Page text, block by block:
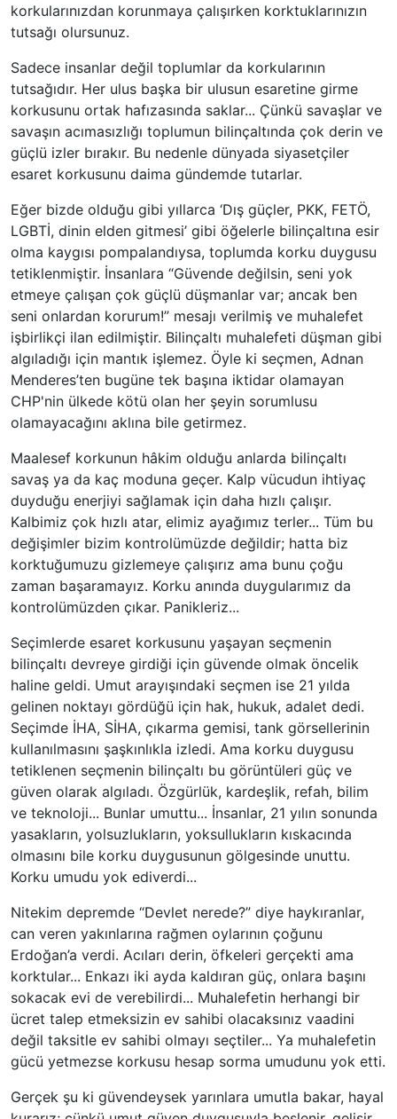
korkularınızdan korunmaya çalışırken korktuklarınızın
tutsağı olursunuz.
Sadece insanlar değil toplumlar da korkularının
tutsağıdır. Her ulus başka bir ulusun esaretine girme
korkusunu ortak hafızasında saklar... Çünkü savaşlar ve
savaşın acımasızlığı toplumun bilinçaltında çok derin ve
güçlü izler bırakır. Bu nedenle dünyada siyasetçiler
esaret korkusunu daima gündemde tutarlar.
Eğer bizde olduğu gibi yıllarca ‘Dış güçler, PKK, FETÖ,
LGBTİ, dinin elden gitmesi’ gibi öğelerle bilinçaltına esir
olma kaygısı pompalandıysa, toplumda korku duygusu
tetiklenmiştir. İnsanlara “Güvende değilsin, seni yok
etmeye çalışan çok güçlü düşmanlar var; ancak ben
seni onlardan korurum!” mesajı verilmiş ve muhalefet
işbirlikçi ilan edilmiştir. Bilinçaltı muhalefeti düşman gibi
algıladığı için mantık işlemez. Öyle ki seçmen, Adnan
Menderes’ten bugüne tek başına iktidar olamayan
CHP'nin ülkede kötü olan her şeyin sorumlusu
olamayacağını aklına bile getirmez.
Maalesef korkunun hâkim olduğu anlarda bilinçaltı
savaş ya da kaç moduna geçer. Kalp vücudun ihtiyaç
duyduğu enerjiyi sağlamak için daha hızlı çalışır.
Kalbimiz çok hızlı atar, elimiz ayağımız terler... Tüm bu
değişimler bizim kontrolümüzde değildir; hatta biz
korktuğumuzu gizlemeye çalışırız ama bunu çoğu
zaman başaramayız. Korku anında duygularımız da
kontrolümüzden çıkar. Panikleriz...
Seçimlerde esaret korkusunu yaşayan seçmenin
bilinçaltı devreye girdiği için güvende olmak öncelik
haline geldi. Umut arayışındaki seçmen ise 21 yılda
gelinen noktayı gördüğü için hak, hukuk, adalet dedi.
Seçimde İHA, SİHA, çıkarma gemisi, tank görsellerinin
kullanılmasını şaşkınlıkla izledi. Ama korku duygusu
tetiklenen seçmenin bilinçaltı bu görüntüleri güç ve
güven olarak algıladı. Özgürlük, kardeşlik, refah, bilim
ve teknoloji... Bunlar umuttu... İnsanlar, 21 yılın sonunda
yasakların, yolsuzlukların, yoksullukların kıskacında
olmasını bile korku duygusunun gölgesinde unuttu.
Korku umudu yok ediverdi...
Nitekim depremde “Devlet nerede?” diye haykıranlar,
can veren yakınlarına rağmen oylarının çoğunu
Erdoğan’a verdi. Acıları derin, öfkeleri gerçekti ama
korktular... Enkazı iki ayda kaldıran güç, onlara başını
sokacak evi de verebilirdi... Muhalefetin herhangi bir
ücret talep etmeksizin ev sahibi olacaksınız vaadini
değil taksitle ev sahibi olmayı seçtiler... Ya muhalefetin
gücü yetmezse korkusu hesap sorma umudunu yok etti.
Gerçek şu ki güvendeysek yarınlara umutla bakar, hayal